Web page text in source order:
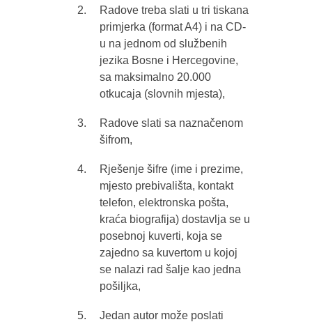
Radove treba slati u tri tiskana
primjerka (format A4) i na CD-
u na jednom od službenih
jezika Bosne i Hercegovine,
sa maksimalno 20.000
otkucaja (slovnih mjesta),
Radove slati sa naznačenom
šifrom,
Rješenje šifre (ime i prezime,
mjesto prebivališta, kontakt
telefon, elektronska pošta,
kraća biografija) dostavlja se u
posebnoj kuverti, koja se
zajedno sa kuvertom u kojoj
se nalazi rad šalje kao jedna
pošiljka,
Jedan autor može poslati